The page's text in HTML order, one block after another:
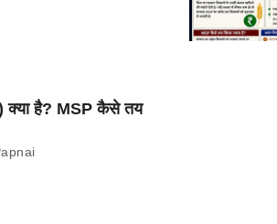
क्या है? MSP कैसे तय